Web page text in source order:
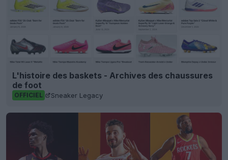
L'histoire des baskets - Archives des chaussures
de foot
OFFICIEL Sneaker Legacy